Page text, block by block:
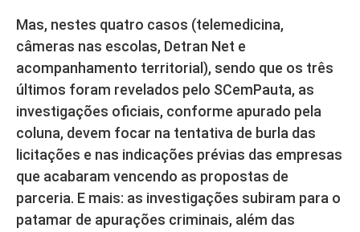
Mas, nestes quatro casos (telemedicina,
câmeras nas escolas, Detran Net e
acompanhamento territorial), sendo que os três
últimos foram revelados pelo SCemPauta, as
investigações oficiais, conforme apurado pela
coluna, devem focar na tentativa de burla das
licitações e nas indicações prévias das empresas
que acabaram vencendo as propostas de
parceria. E mais: as investigações subiram para o
patamar de apurações criminais, além das